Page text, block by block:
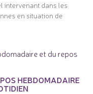
intervenant dans les
en situation de
HEBDOMADAIRE